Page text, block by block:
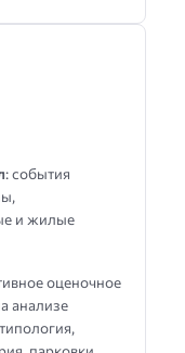
: события
и жилые
оценочное
анализе